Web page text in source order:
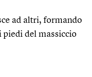
ad altri, formando
piedi del massiccio